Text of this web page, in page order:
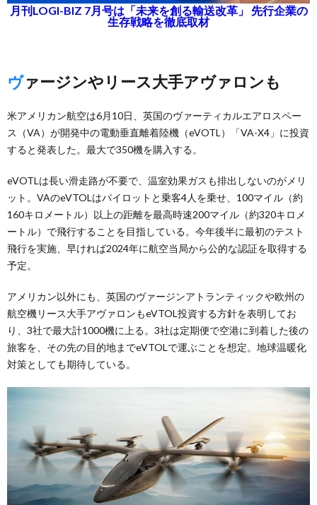
月刊LOGI-BIZ 7月号は「未来を創る輸送改革」 先行企業の
生存戦略を徹底取材
ヴァージンやリース大手アヴァロンも
米アメリカン航空は6月10日、英国のヴァーティカルエアロスペー
ス（VA）が開発中の電動垂直離着陸機（eVOTL）「VA-X4」に投資
すると発表した。最大で350機を購入する。
eVOTLは長い滑走路が不要で、温室効果ガスも排出しないのがメリ
ット。VAのeVTOLはパイロットと乗客4人を乗せ、100マイル（約
160キロメートル）以上の距離を最高時速200マイル（約320キロメ
ートル）で飛行することを目指している。今年後半に最初のテスト
飛行を実施、早ければ2024年に航空当局から公的な認証を取得する
予定。
アメリカン以外にも、英国のヴァージンアトランティックや欧州の
航空機リース大手アヴァロンもeVTOL投資する方針を表明してお
り、3社で最大計1000機に上る。3社は定期便で空港に到着した後の
旅客を、その先の目的地までeVTOLで運ぶことを想定。地球温暖化
対策としても期待している。